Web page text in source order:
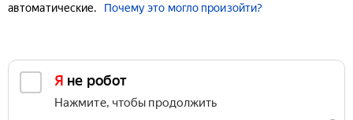
автоматические.
Почему это могло произойти?
Я не робот
Нажмите, чтобы продолжить